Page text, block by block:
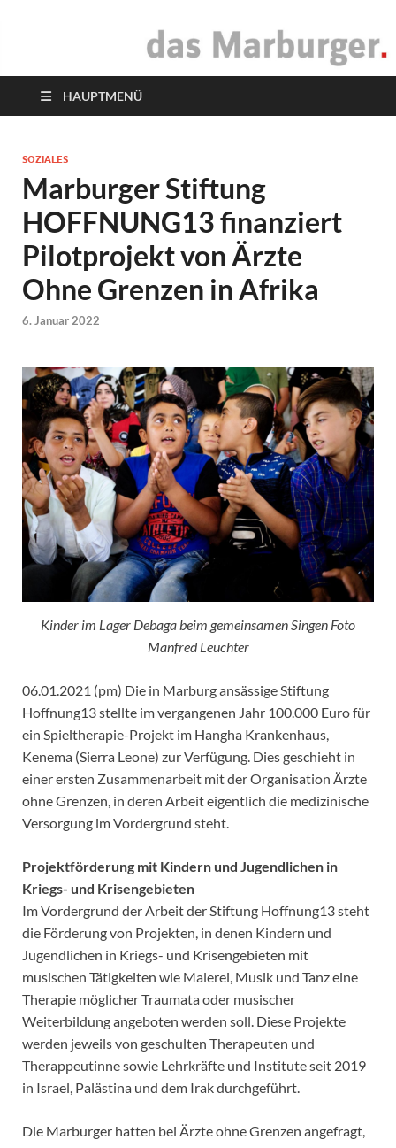
das Marburger.
HAUPTMENÜ
SOZIALES
Marburger Stiftung
HOFFNUNG13 finanziert
Pilotprojekt von Ärzte
Ohne Grenzen in Afrika
6. Januar 2022
Kinder im Lager Debaga beim gemeinsamen Singen Foto
Manfred Leuchter
06.01.2021 (pm) Die in Marburg ansässige Stiftung
Hoffnung13 stellte im vergangenen Jahr 100.000 Euro für
ein Spieltherapie-Projekt im Hangha Krankenhaus,
Kenema (Sierra Leone) zur Verfügung. Dies geschieht in
einer ersten Zusammenarbeit mit der Organisation Ärzte
ohne Grenzen, in deren Arbeit eigentlich die medizinische
Versorgung im Vordergrund steht.
Projektförderung mit Kindern und Jugendlichen in
Kriegs- und Krisengebieten
Im Vordergrund der Arbeit der Stiftung Hoffnung13 steht
die Förderung von Projekten, in denen Kindern und
Jugendlichen in Kriegs- und Krisengebieten mit
musischen Tätigkeiten wie Malerei, Musik und Tanz eine
Therapie möglicher Traumata oder musischer
Weiterbildung angeboten werden soll. Diese Projekte
werden jeweils von geschulten Therapeuten und
Therappeutinne sowie Lehrkräfte und Institute seit 2019
in Israel, Palästina und dem Irak durchgeführt.
Die Marburger hatten bei Ärzte ohne Grenzen angefragt,